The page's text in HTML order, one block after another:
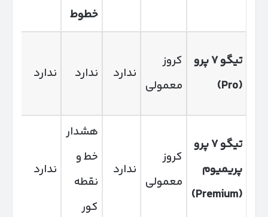
خطوط
تیگو۷پرو
(Pro)
کروز
معمولی
ندارد ندارد ندارد
تیگو۷پرو
پریمیوم
(Premium)
کروز
معمولی
ندارد
هشدار
خط و
نقطه
کور
ندارد